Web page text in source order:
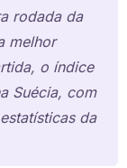
rodada da
melhor
o índice
Suécia, com
da